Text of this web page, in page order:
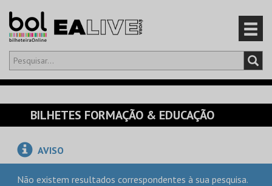
Olá,iniciar sessão
CARRINHO 0
EVENTOS
CARTÕES
BILHETES FORMAÇÃO & EDUCAÇÃO
AVISO
Não existem resultados correspondentes à sua pesquisa.